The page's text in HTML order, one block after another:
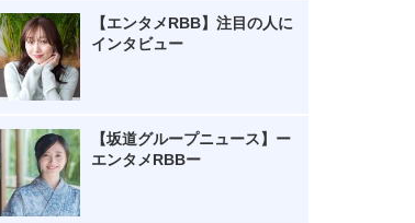
【エンタメRBB】注目の人に
インタビュー
【坂道グループニュース】ー
エンタメRBBー